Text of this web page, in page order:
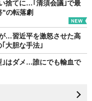
捨てに…｢清須会議｣で最
"の転落劇
…習近平を激怒させた高
大胆な手法｣
はダメ…誰にでも輸血で